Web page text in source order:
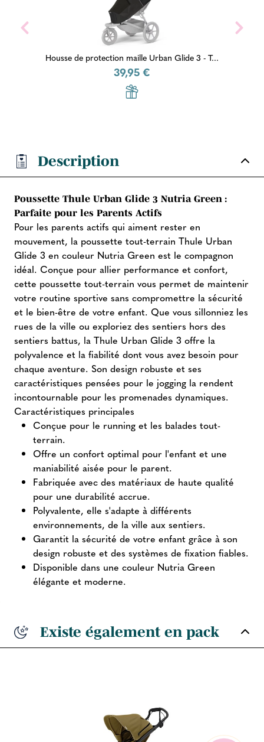
Urban Glide 3 - T...
Description
Poussette Thule Urban Glide 3 Nutria Green :
Parfaite pour les Parents Actifs
Pour les parents actifs qui aiment rester en
mouvement, la poussette tout-terrain Thule Urban
Glide 3 en couleur Nutria Green est le compagnon
idéal. Conçue pour allier performance et confort,
cette poussette tout-terrain vous permet de maintenir
votre routine sportive sans compromettre la sécurité
et le bien-être de votre enfant. Que vous sillonniez les
rues de la ville ou exploriez des sentiers hors des
sentiers battus, la Thule Urban Glide 3 offre la
polyvalence et la fiabilité dont vous avez besoin pour
chaque aventure. Son design robuste et ses
caractéristiques pensées pour le jogging la rendent
incontournable pour les promenades dynamiques.
Caractéristiques principales
Conçue pour le running et les balades tout-
terrain.
Offre un confort optimal pour l'enfant et une
maniabilité aisée pour le parent.
Fabriquée avec des matériaux de haute qualité
pour une durabilité accrue.
Polyvalente, elle s'adapte à différents
environnements, de la ville aux sentiers.
Garantit la sécurité de votre enfant grâce à son
design robuste et des systèmes de fixation fiables.
Disponible dans une couleur Nutria Green
élégante et moderne.
Existe également en pack